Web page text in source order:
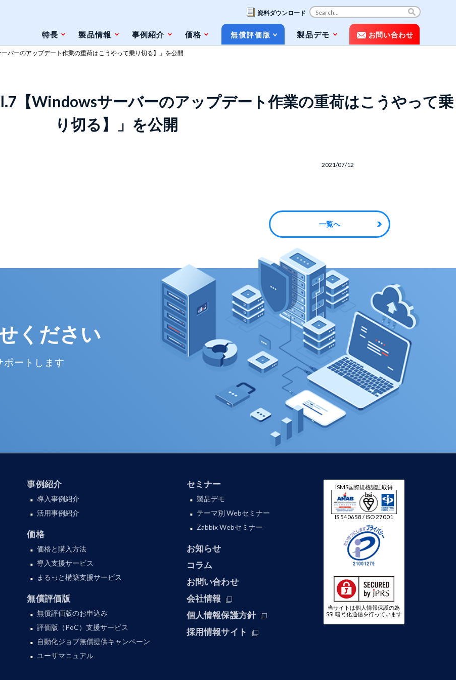
資料ダウンロード
コ
キ
特長 製品情報
ェントレス ツールとの連携（Zabbix）
ツールとの連携（監視やインシデント管
フレット）
事例紹介 価格 無償評価版 製品デモ お問い合わせ
バーのアップデート作業の重荷はこうやって乗り切る】」を公開
【Windowsサーバーのアップデート作業の重荷はこうやって乗
り切る】」を公開
2021/07/12
一覧へ
ください
ポートします
事例紹介
導入事例紹介
活用事例紹介
価格
価格と購入方法
導入支援サービス
まるっと構築支援サービス
無償評価版
無償評価版のお申込み
評価版（PoC）支援サービス
自動化ジョブ無償提供キャンペーン
ユーザマニュアル
セミナー
製品デモ
テーマ別 Webセミナー
Zabbix Webセミナー
お知らせ
コラム
お問い合わせ
会社情報
個人情報保護方針
採用情報サイト
ISMS国際規格認証取得
IS 540658 / ISO 27001
当サイトは個人情報保護の為
SSL暗号化通信を行っています